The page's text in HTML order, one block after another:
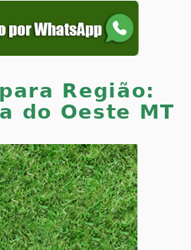
Região:
do Oeste MT